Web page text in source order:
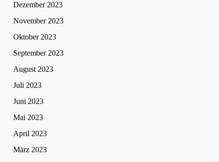
Dezember 2023
November 2023
Oktober 2023
September 2023
August 2023
Juli 2023
Juni 2023
Mai 2023
April 2023
März 2023